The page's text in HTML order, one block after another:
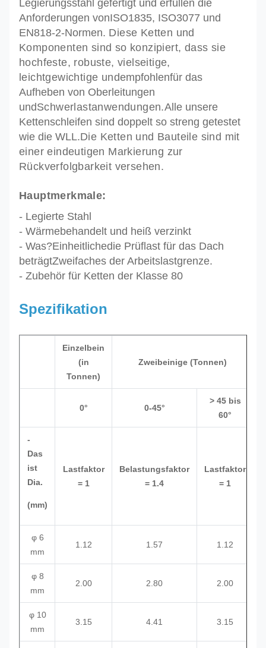
Legierungsstahl gefertigt und erfüllen die
Anforderungen vonISO1835, ISO3077 und
EN818-2-Normen. Diese Ketten und
Komponenten sind so konzipiert, dass sie
hochfeste, robuste, vielseitige,
leichtgewichtige undempfohlenfür das
Aufheben von Oberleitungen
undSchwerlastanwendungen.Alle unsere
Kettenschleifen sind doppelt so streng getestet
wie die WLL.Die Ketten und Bauteile sind mit
einer eindeutigen Markierung zur
Rückverfolgbarkeit versehen.
Hauptmerkmale:
- Legierte Stahl
- Wärmebehandelt und heiß verzinkt
- Was?Einheitlichedie Prüflast für das Dach
beträgtZweifaches der Arbeitslastgrenze.
- Zubehör für Ketten der Klasse 80
Spezifikation
Einzelbein
(in
Tonnen)
Zweibeinige (Tonnen)
0° 0-45°
> 45 bis
60°
-
Das
ist
Dia.
(mm)
Lastfaktor
= 1
Belastungsfaktor
= 1.4
Lastfaktor
= 1
φ 6
mm
1.12 1.57 1.12
φ 8
mm
2.00 2.80 2.00
φ 10
mm
3.15 4.41 3.15